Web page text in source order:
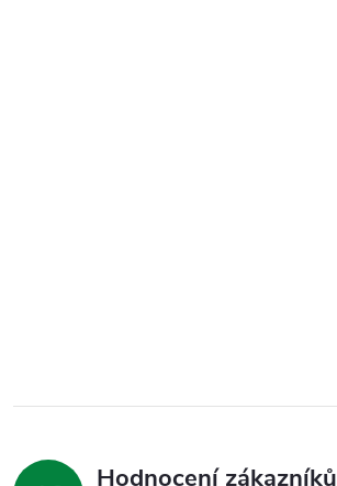
Hodnocení zákazníků